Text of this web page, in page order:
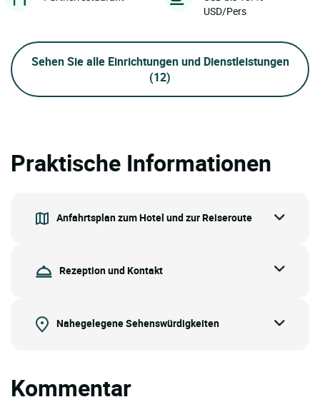
USD/Pers
Sehen Sie alle Einrichtungen und Dienstleistungen
(12)
Praktische Informationen
Anfahrtsplan zum Hotel und zur Reiseroute
Rezeption und Kontakt
Nahegelegene Sehenswürdigkeiten
Kommentar